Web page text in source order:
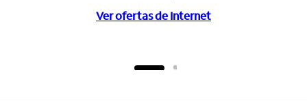
Ver ofertas de Internet